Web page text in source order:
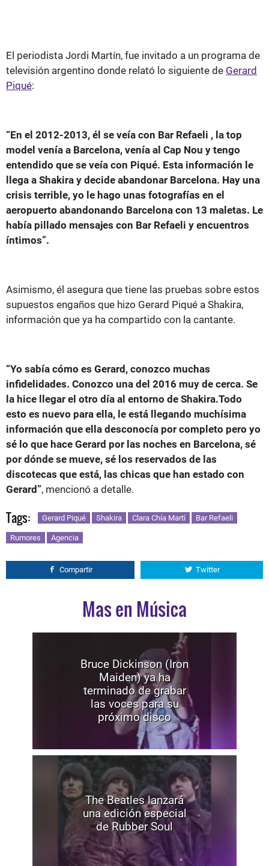
El periodista Jordi Martín, fue invitado a un programa de
televisión argentino donde relató lo siguiente de Gerard
Piqué:
“En el 2012-2013, él se veía con Bar Refaeli , la top
model venía a Barcelona, venía al Cap Nou y tengo
entendido que se veía con Piqué. Esta información le
llega a Shakira y decide abandonar Barcelona. Hay una
crisis terrible, yo le hago unas fotografías en el
aeropuerto abandonando Barcelona con 13 maletas. Le
había pillado mensajes con Bar Refaeli y encuentros
íntimos”.
Asimismo, él asegura que tiene las pruebas sobre estos
supuestos engaños que hizo Gerard Piqué a Shakira,
información que ya ha compartido con la cantante.
“Yo sabía cómo es Gerard, conozco muchas
infidelidades. Conozco una del 2016 muy de cerca. Se
la hice llegar el otro día al entorno de Shakira.Todo
esto es nuevo para ella, le está llegando muchísima
información que ella desconocía por completo pero yo
sé lo que hace Gerard por las noches en Barcelona, sé
por dónde se mueve, sé los reservados de las
discotecas que está, las chicas que han estado con
Gerard”, mencionó a detalle.
Tags: Gerard Piqué Shakira Clara Chía Martí Bar Refaeli
Rumores Agencia
Compartir Twitter
Mas en Música
Bruce Dickinson (Iron
Maiden) ya ha
terminado de grabar
las voces para su
próximo disco
The Beatles lanzará
una edición especial
de Rubber Soul